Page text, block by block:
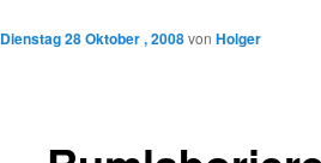
Dienstag 28 Oktober , 2008von Holger